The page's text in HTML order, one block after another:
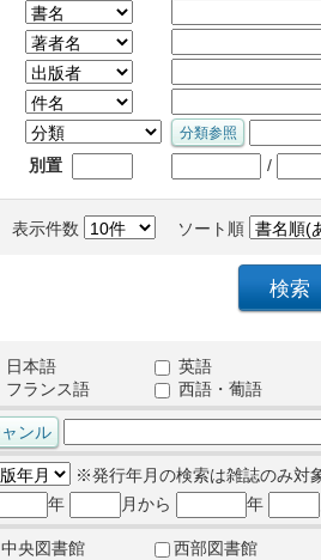
別置 /
表示件数 ソート順
日本語
英語
フランス語
西語・葡語
※発行年月の検索は雑誌のみ対
年
月から 年
中央図書館 西部図書館